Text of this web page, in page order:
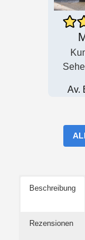
Av.
Beschreibung
Rezensionen